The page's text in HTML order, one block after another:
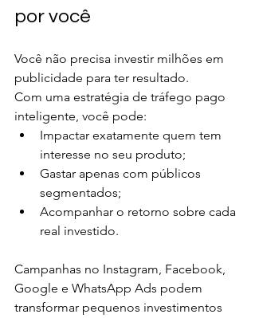
por você
Você não precisa investir milhões em
publicidade para ter resultado.
Com uma estratégia de tráfego pago
inteligente, você pode:
Impactar exatamente quem tem
interesse no seu produto;
Gastar apenas com públicos
segmentados;
Acompanhar o retorno sobre cada
real investido.
Campanhas no Instagram, Facebook,
Google e WhatsApp Ads podem
transformar pequenos investimentos